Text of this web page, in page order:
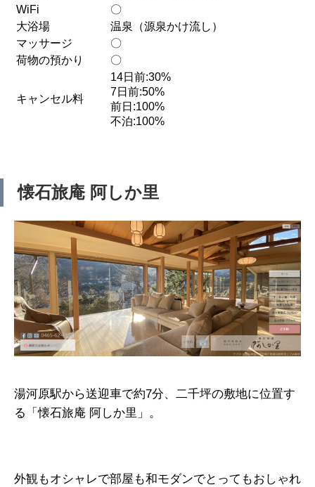
WiFi
〇
大浴場
温泉（源泉かけ流し）
マッサージ
〇
荷物の預かり
〇
キャンセル料
14日前:30%
7日前:50%
前日:100%
不泊:100%
懐石旅庵 阿しか里
湯河原駅から送迎車で約7分、二千坪の敷地に位置す
る「懐石旅庵 阿しか里」。
外観もオシャレで部屋も和モダンでとってもおしゃれ